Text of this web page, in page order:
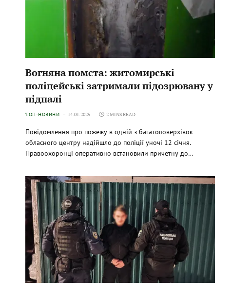
Вогняна помста: житомирські
поліцейські затримали підозрювану у
підпалі
ТОП-НОВИНИ 14.01.2025 2 MINS READ
Повідомлення про пожежу в одній з багатоповерхівок
обласного центру надійшло до поліції уночі 12 січня.
Правоохоронці оперативно встановили причетну до…